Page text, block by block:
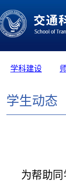
学科建设
学生动态
为帮助